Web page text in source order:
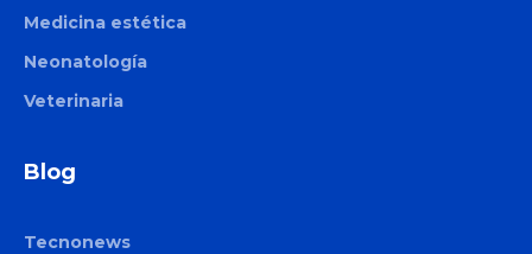
Medicina estética
Neonatología
Veterinaria
Blog
Tecnonews